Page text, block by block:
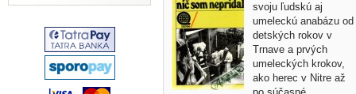
svoju ľudskú aj
umeleckú anabázu od
detských rokov v
Trnave a prvých
umeleckých krokov,
ako herec v Nitre až